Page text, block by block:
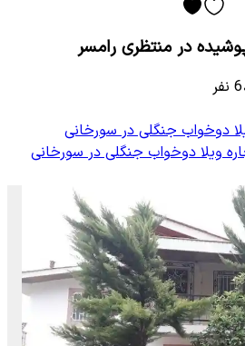
در منتظری رامسر
6 نفر
دوخواب جنگلی در سورخانی
ویلا دوخواب جنگلی در سورخانی